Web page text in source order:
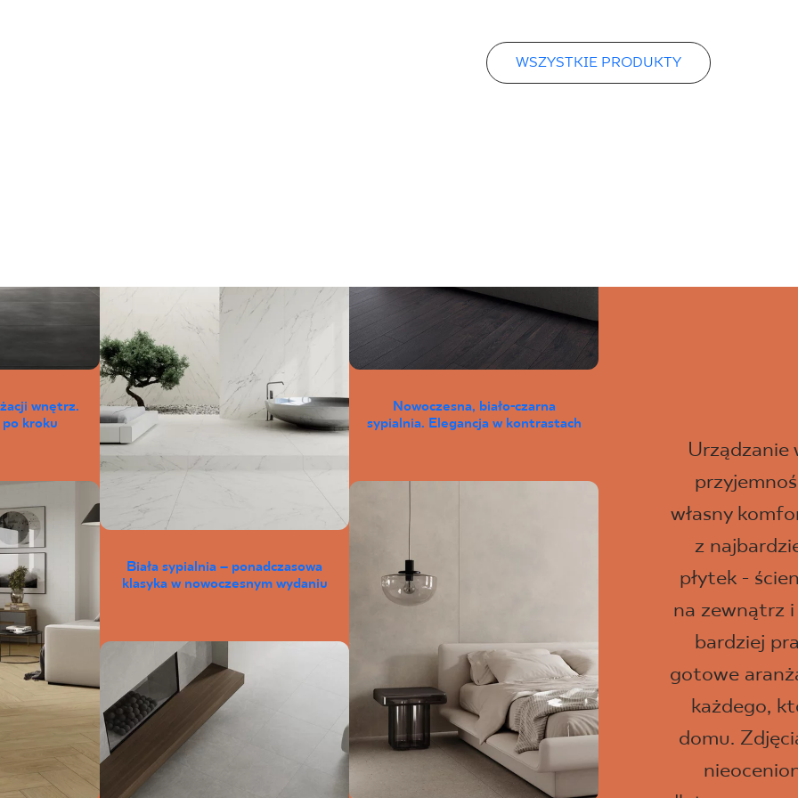
WSZYSTKIE PRODUKTY
wnętrz.
kroku
Biała sypialnia – ponadczasowa
klasyka w nowoczesnym wydaniu
Nowoczesna, biało-czarna
sypialnia. Elegancja w kontrastach
własny
z
płytek -
na zewnątrz
bardziej
gotowe
każdego,
domu.